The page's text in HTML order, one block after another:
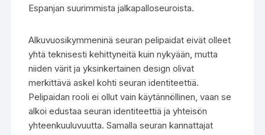
Espanjan suurimmista jalkapalloseuroista.
Alkuvuosikymmeninä seuran pelipaidat eivät olleet
yhtä teknisesti kehittyneitä kuin nykyään, mutta
niiden värit ja yksinkertainen design olivat
merkittävä askel kohti seuran identiteettiä.
Pelipaidan rooli ei ollut vain käytännöllinen, vaan se
alkoi edustaa seuran identiteettiä ja yhteisön
yhteenkuuluvuutta. Samalla seuran kannattajat